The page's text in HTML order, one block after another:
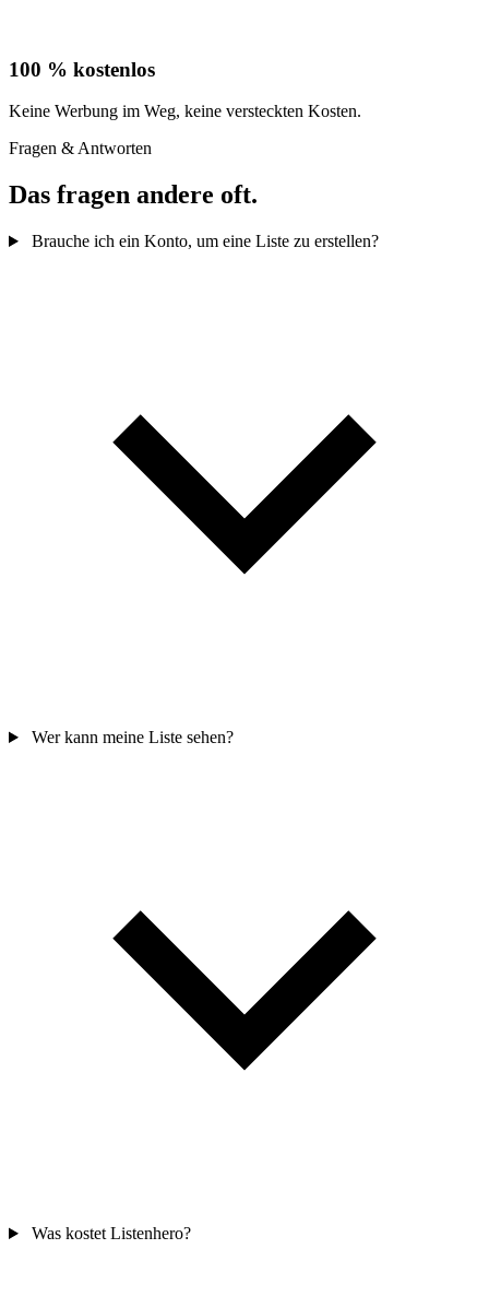
100 % kostenlos
Keine Werbung im Weg, keine versteckten Kosten.
Fragen & Antworten
Das fragen andere oft.
Brauche ich ein Konto, um eine Liste zu erstellen?
Wer kann meine Liste sehen?
Was kostet Listenhero?